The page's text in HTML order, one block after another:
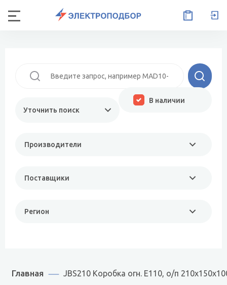
Уточнить поиск
Производители
Поставщики
Регион
В наличии
Главная JBS210 Коробка огн. E110, о/п